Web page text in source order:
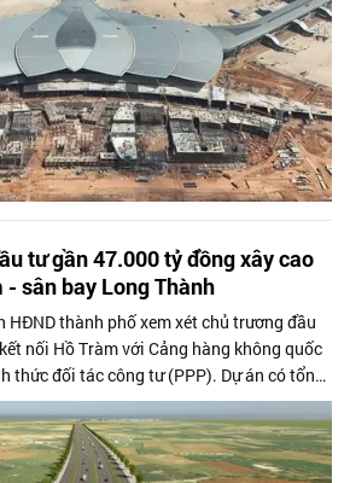
tư gần 47.000 tỷ đồng xây cao
sân bay Long Thành
HĐND thành phố xem xét chủ trương đầu
nối Hồ Tràm với Cảng hàng không quốc
thức đối tác công tư (PPP). Dự án có tổng
tỷ đồng, kỳ vọng hình thành trục giao
liên kết vùng và phát triển kinh tế khu